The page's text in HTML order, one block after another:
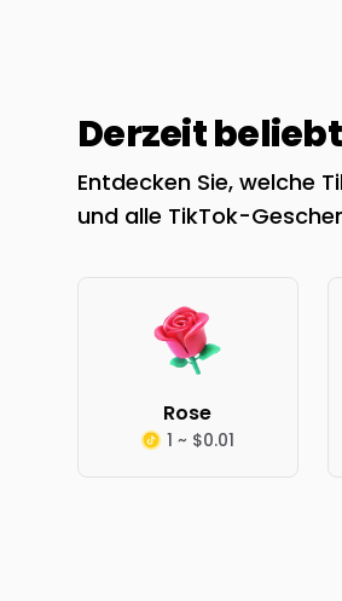
Derzeit
Entdecken Sie, welche
und alle TikTok-
Rose
1 ~ $0.01